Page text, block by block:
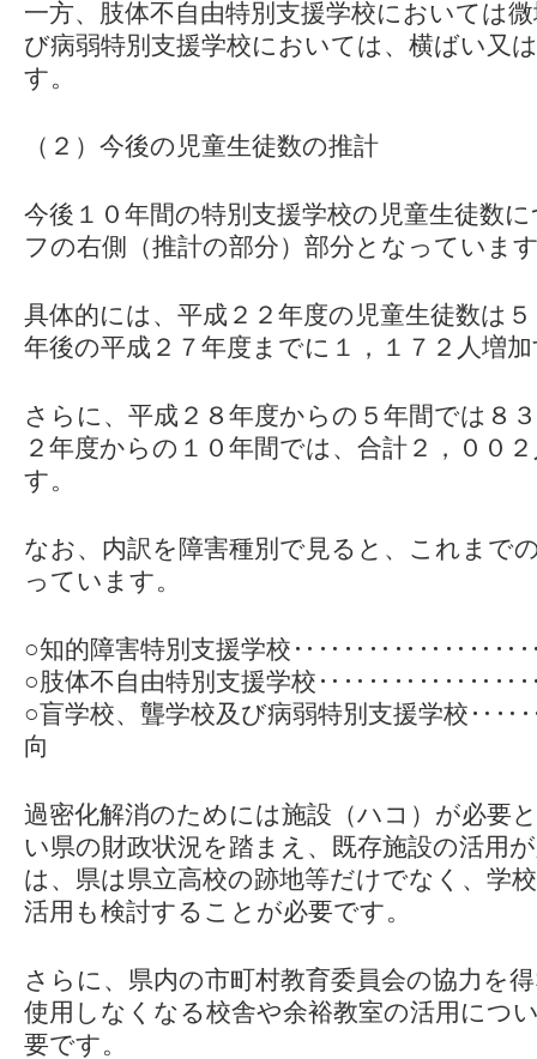
一方、肢体不自由特別支援学校においては
び病弱特別支援学校においては、横ばい又
す。
（２）今後の児童生徒数の推計
今後１０年間の特別支援学校の児童生徒数
フの右側（推計の部分）部分となっていま
具体的には、平成２２年度の児童生徒数は
年後の平成２７年度までに１，１７２人増
さらに、平成２８年度からの５年間では８
２年度からの１０年間では、合計２，００
す。
なお、内訳を障害種別で見ると、これまで
っています。
○知的障害特別支援学校
○肢体不自由特別支援学校
○盲学校、聾学校及び病弱特別支援学校
向
過密化解消のためには施設（ハコ）が必要
い県の財政状況を踏まえ、既存施設の活用
は、県は県立高校の跡地等だけでなく、学
活用も検討することが必要です。
さらに、県内の市町村教育委員会の協力を
使用しなくなる校舎や余裕教室の活用につ
要です。